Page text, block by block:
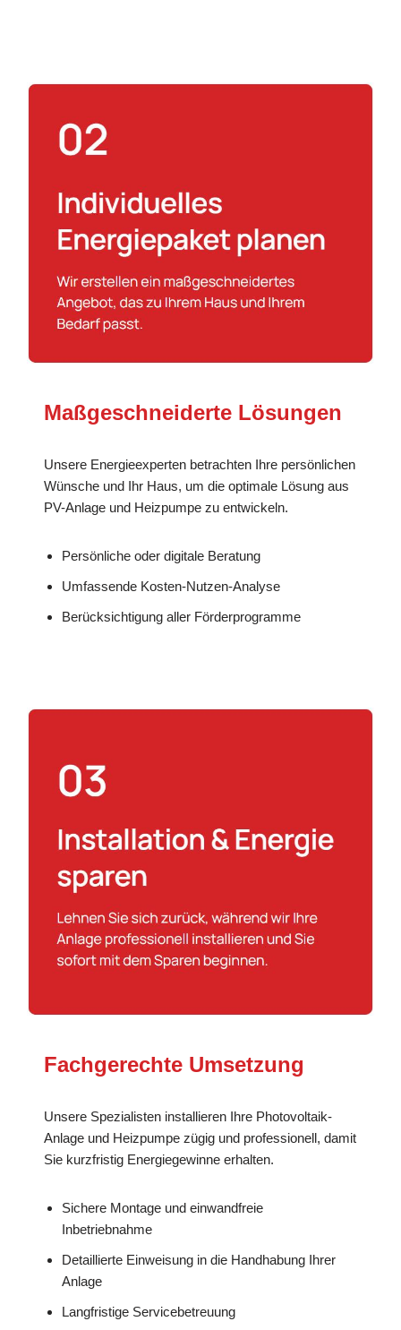
Maßgeschneiderte Lösungen
Unsere Energieexperten betrachten Ihre persönlichen
Wünsche und Ihr Haus, um die optimale Lösung aus
PV-Anlage und Heizpumpe zu entwickeln.
Persönliche oder digitale Beratung
Umfassende Kosten-Nutzen-Analyse
Berücksichtigung aller Förderprogramme
Fachgerechte Umsetzung
Unsere Spezialisten installieren Ihre Photovoltaik-
Anlage und Heizpumpe zügig und professionell, damit
Sie kurzfristig Energiegewinne erhalten.
Sichere Montage und einwandfreie
Inbetriebnahme
Detaillierte Einweisung in die Handhabung Ihrer
Anlage
Langfristige Servicebetreuung